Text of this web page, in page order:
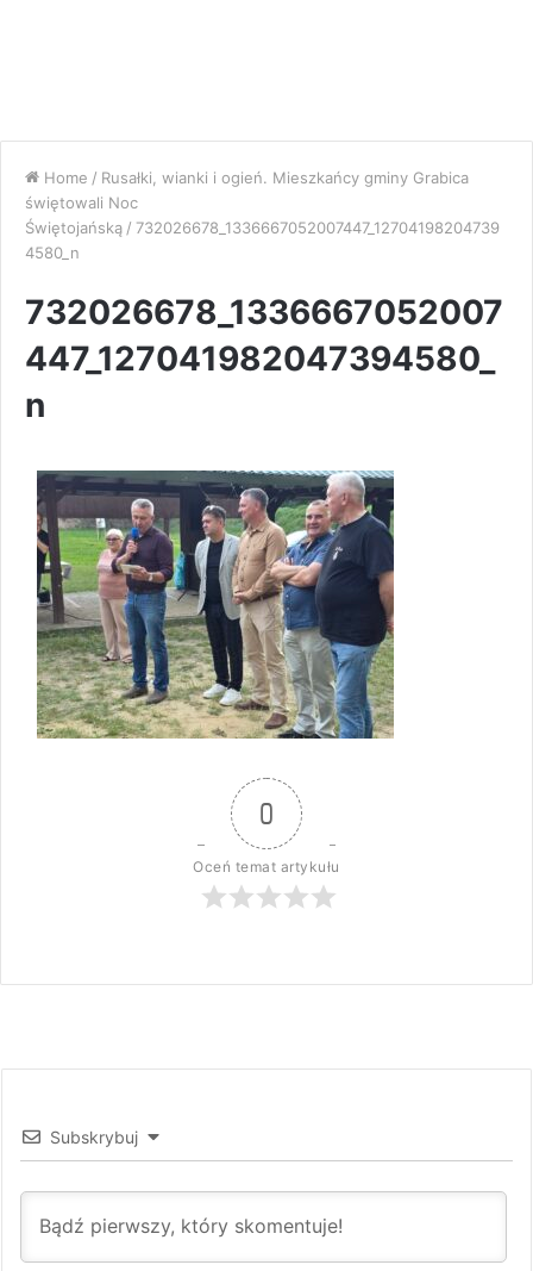
Home / Rusałki, wianki i ogień. Mieszkańcy gminy Grabica
świętowali Noc
Świętojańską / 732026678_1336667052007447_12704198204739
4580_n
732026678_1336667052007
447_127041982047394580_
n
0
Oceń temat artykułu
Subskrybuj